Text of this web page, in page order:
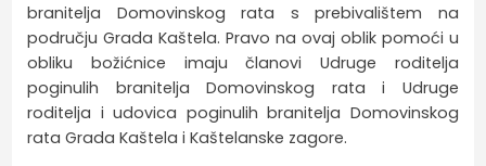
branitelja Domovinskog rata s prebivalištem na
području Grada Kaštela. Pravo na ovaj oblik pomoći u
obliku božićnice imaju članovi Udruge roditelja
poginulih branitelja Domovinskog rata i Udruge
roditelja i udovica poginulih branitelja Domovinskog
rata Grada Kaštela i Kaštelanske zagore.